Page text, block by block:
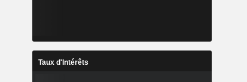
Taux d'Intérêts